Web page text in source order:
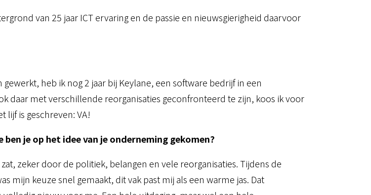
van 25 jaar ICT ervaring en de passie en nieuwsgierigheid daarvoor
heb ik nog 2 jaar bij Keylane, een software bedrijf in een
daar met verschillende reorganisaties geconfronteerd te zijn, koos ik voor
is geschreven: VA!
je op het idee van je onderneming gekomen?
zeker door de politiek, belangen en vele reorganisaties. Tijdens de
mijn keuze snel gemaakt, dit vak past mij als een warme jas. Dat